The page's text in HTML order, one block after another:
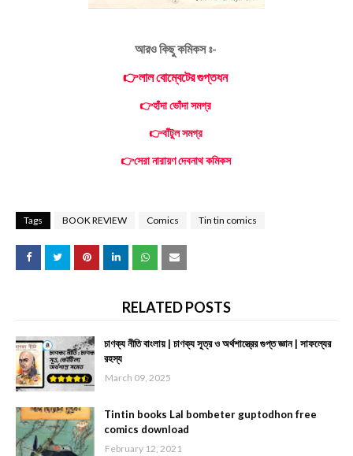
আরও কিছু কমিকস ঃ-
👉লাল বোম্বেটের গুপ্তধন
👉হাঁদা ভোঁদা সমগ্র
👉বাঁটুল সমগ্র
👉সেরা নারায়ণ দেবনাথ কমিকস
Tags BOOK REVIEW Comics Tin tin comics
RELATED POSTS
চাণক্য নীতি বাংলায় | চাণক্য সূত্র ও অর্থশাস্ত্রের গুপ্ত জ্ঞান | সাফল্যের
রহস্য
March 09, 2025
Tintin books Lal bombeter guptodhon free
comics download
February 12, 2021